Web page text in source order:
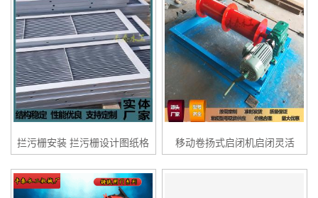
拦污栅安装 拦污栅设计图纸格
移动卷扬式启闭机启闭灵活